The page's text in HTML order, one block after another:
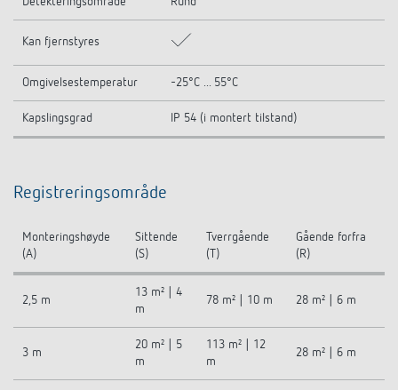
Kan fjernstyres
Omgivelsestemperatur -25°C ... 55°C
Kapslingsgrad IP 54 (i montert tilstand)
Registreringsområde
Monteringshøyde
(A)
Sittende
(S)
Tverrgående
(T)
Gående forfra
(R)
2,5 m
13 m² | 4
m
78 m² | 10 m 28 m² | 6 m
3 m
20 m² | 5
m
113 m² | 12
m
28 m² | 6 m